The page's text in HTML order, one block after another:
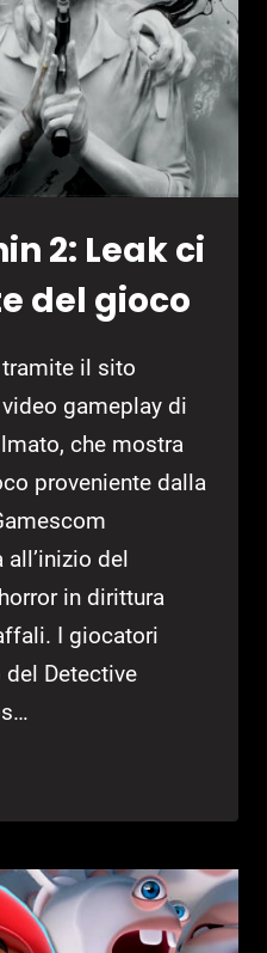
2: Leak ci
del gioco
tramite il sito
gameplay di
che mostra
proveniente dalla
all’inizio del
in dirittura
I giocatori
Detective